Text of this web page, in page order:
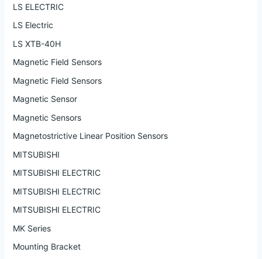
LS ELECTRIC
LS Electric
LS XTB-40H
Magnetic Field Sensors
Magnetic Field Sensors
Magnetic Sensor
Magnetic Sensors
Magnetostrictive Linear Position Sensors
MITSUBISHI
MITSUBISHI ELECTRIC
MITSUBISHI ELECTRIC
MITSUBISHI ELECTRIC
MK Series
Mounting Bracket